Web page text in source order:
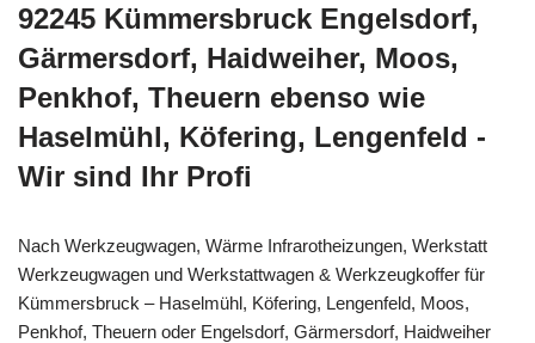
92245 Kümmersbruck Engelsdorf,
Gärmersdorf, Haidweiher, Moos,
Penkhof, Theuern ebenso wie
Haselmühl, Köfering, Lengenfeld -
Wir sind Ihr Profi
Nach Werkzeugwagen, Wärme Infrarotheizungen, Werkstatt
Werkzeugwagen und Werkstattwagen & Werkzeugkoffer für
Kümmersbruck – Haselmühl, Köfering, Lengenfeld, Moos,
Penkhof, Theuern oder Engelsdorf, Gärmersdorf, Haidweiher